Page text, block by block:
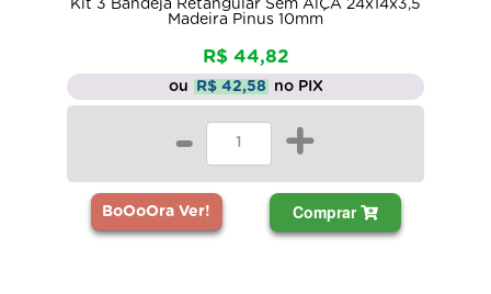
Kit 3 Bandeja Retangular Sem AlÇA 24x14x3,5
Madeira Pinus 10mm
R$ 44,82
ou R$ 42,58 no PIX
- +
BoOoOra Ver! Comprar